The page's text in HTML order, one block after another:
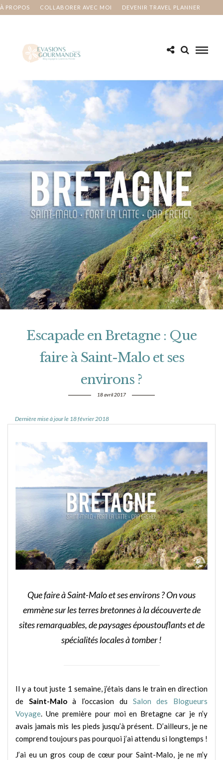
À PROPOS COLLABORER AVEC MOI DEVENIR TRAVEL PLANNER
Escapade en Bretagne : Que
faire à Saint-Malo et ses
environs ?
18 avril 2017
Dernière mise à jour le 18 février 2018
Que faire à Saint-Malo et ses environs ? On vous
emmène sur les terres bretonnes à la découverte de
sites remarquables, de paysages époustouflants et de
spécialités locales à tomber !
Il y a tout juste 1 semaine, j’étais dans le train en direction
de Saint-Maloà l’occasion du Salon des Blogueurs
Voyage. Une première pour moi en Bretagne car je n’y
avais jamais mis les pieds jusqu’à présent. D’ailleurs, je ne
comprend toujours pas pourquoi j’ai attendu si longtemps !
J’ai eu un gros coup de cœur pour Saint-Malo, je ne m’y